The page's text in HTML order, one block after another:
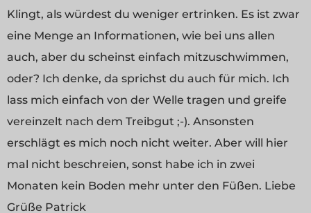
Klingt, als würdest du weniger ertrinken. Es ist zwar
eine Menge an Informationen, wie bei uns allen
auch, aber du scheinst einfach mitzuschwimmen,
oder? Ich denke, da sprichst du auch für mich. Ich
lass mich einfach von der Welle tragen und greife
vereinzelt nach dem Treibgut ;-). Ansonsten
erschlägt es mich noch nicht weiter. Aber will hier
mal nicht beschreien, sonst habe ich in zwei
Monaten kein Boden mehr unter den Füßen. Liebe
Grüße Patrick